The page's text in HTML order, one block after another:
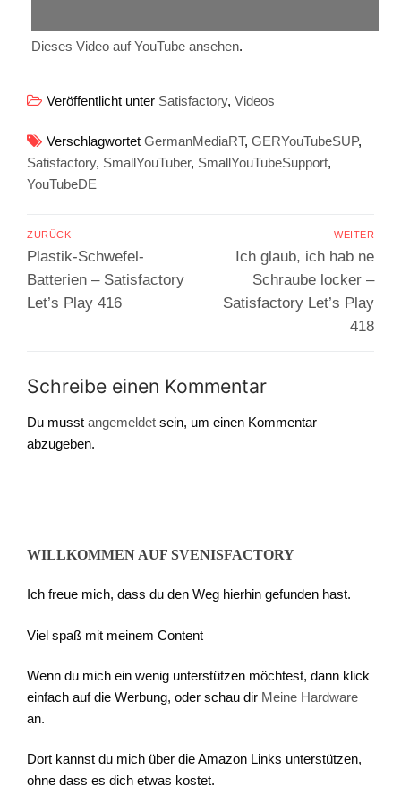
Dieses Video auf YouTube ansehen.
Veröffentlicht unter Satisfactory, Videos
Verschlagwortet GermanMediaRT, GERYouTubeSUP,
Satisfactory, SmallYouTuber, SmallYouTubeSupport,
YouTubeDE
Beitragsnavigation
ZURÜCK
Vorheriger
Beitrag:
Plastik-Schwefel-
Batterien – Satisfactory
Let’s Play 416
WEITER
Nächster
Beitrag:
Ich glaub, ich hab ne
Schraube locker –
Satisfactory Let’s Play
418
Schreibe einen Kommentar
Du musst angemeldet sein, um einen Kommentar
abzugeben.
WILLKOMMEN AUF SVENISFACTORY
Ich freue mich, dass du den Weg hierhin gefunden hast.
Viel spaß mit meinem Content
Wenn du mich ein wenig unterstützen möchtest, dann klick
einfach auf die Werbung, oder schau dir Meine Hardware
an.
Dort kannst du mich über die Amazon Links unterstützen,
ohne dass es dich etwas kostet.